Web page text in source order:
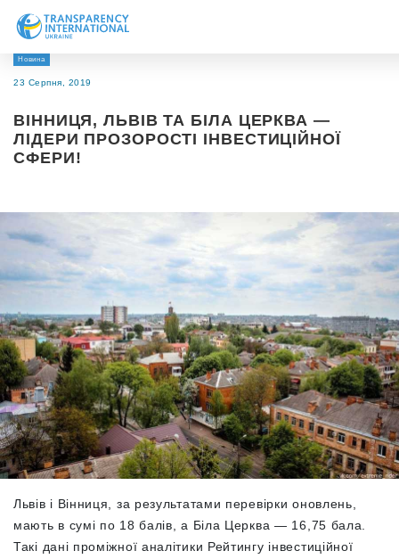
Про нас
Дослідження
Напрями роботи
Новина
23 Серпня, 2019
ВІННИЦЯ, ЛЬВІВ ТА БІЛА ЦЕРКВА —
ЛІДЕРИ ПРОЗОРОСТІ ІНВЕСТИЦІЙНОЇ
СФЕРИ!
Львів і Вінниця, за результатами перевірки оновлень,
мають в сумі по 18 балів, а Біла Церква — 16,75 бала.
Такі дані проміжної аналітики Рейтингу інвестиційної